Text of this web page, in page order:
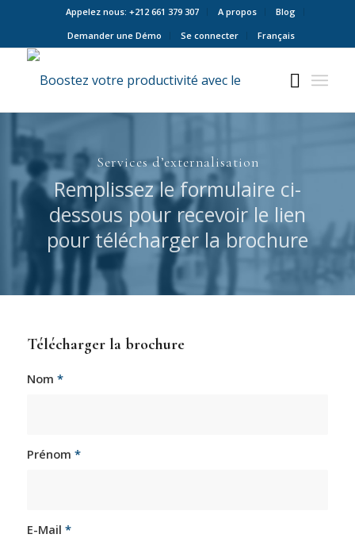
Appelez nous: +212 661 379 307 A propos
Blog
Demander une Démo
Se connecter Français
Services d’externalisation
Remplissez le formulaire ci-
dessous pour recevoir le lien
pour télécharger la brochure
Télécharger la brochure
Nom *
Prénom *
E-Mail *